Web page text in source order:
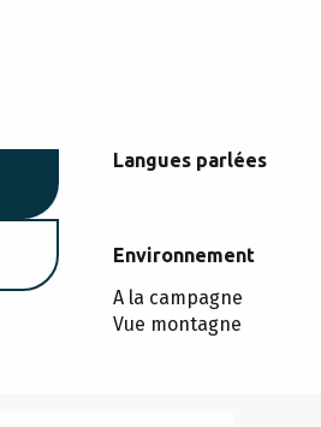
Langues parlées
Langues parlées
Environnement
Environnement
A la campagne
Vue montagne